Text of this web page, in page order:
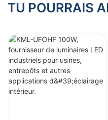
TU POURRAIS